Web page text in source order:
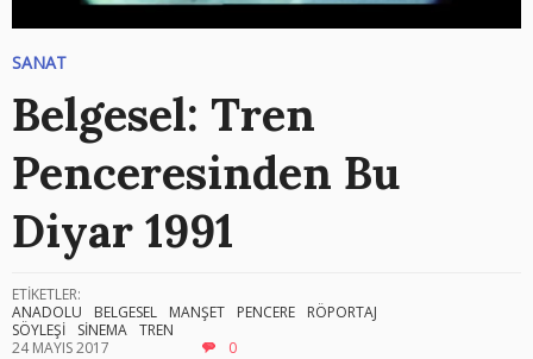
SANAT
Belgesel: Tren
Penceresinden Bu
Diyar 1991
ETİKETLER:
ANADOLU
BELGESEL MANŞET PENCERE
RÖPORTAJ
SÖYLEŞİ
SİNEMA TREN
24 MAYIS 2017
0